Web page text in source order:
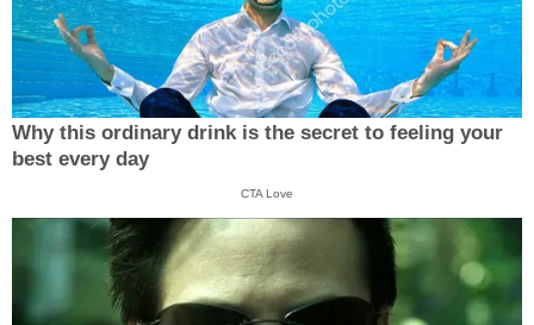
Why this ordinary drink is the secret to feeling your
best every day
CTA Love